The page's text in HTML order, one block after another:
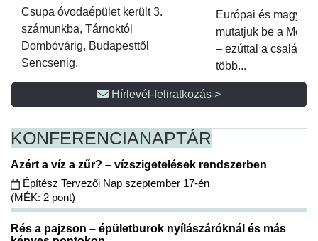
Csupa óvodaépület került 3.
számunkba, Tárnoktól
Dombóvárig, Budapesttől
Sencsenig.
Európai és magyar
mutatjuk be a
– ezúttal a családi
több...
Hírlevél-feliratkozás >
KONFERENCIANAPTÁR
Azért a víz a zűr? – vízszigetelések rendszerben
Építész Tervezői Nap szeptember 17-én
(MÉK: 2 pont)
Rés a pajzson – épületburok nyílászáróknál és más